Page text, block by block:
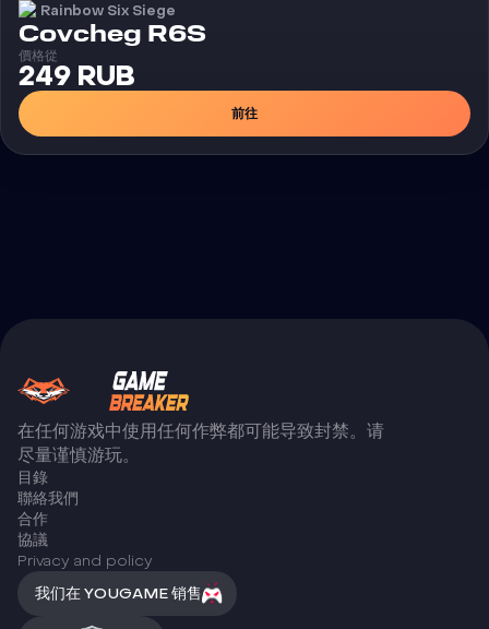
Rainbow Six Siege
Covcheg R6S
價格從
249 RUB
前往
在任何游戏中使用任何作弊都可能导致封禁。请
尽量谨慎游玩。
目錄
聯絡我們
合作
協議
Privacy and policy
我们在 YOUGAME 销售